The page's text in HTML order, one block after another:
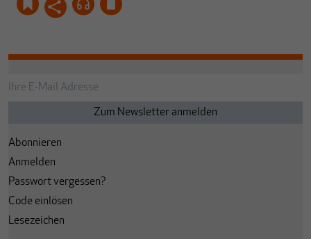
Abonnieren
Anmelden
Passwort vergessen?
Code einlösen
Lesezeichen